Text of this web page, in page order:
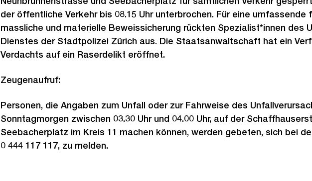
der öffentliche Verkehr bis 08.15 Uhr unterbrochen. Für eine umfassende
massliche und materielle Beweissicherung rückten Spezialist*innen des
Dienstes der Stadtpolizei Zürich aus. Die Staatsanwaltschaft hat ein
Verdachts auf ein Raserdelikt eröffnet.
Zeugenaufruf:
Personen, die Angaben zum Unfall oder zur Fahrweise des
Sonntagmorgen zwischen 03.30 Uhr und 04.00 Uhr, auf der
Seebacherplatz im Kreis 11 machen können, werden gebeten, sich bei
0 444 117 117, zu melden.